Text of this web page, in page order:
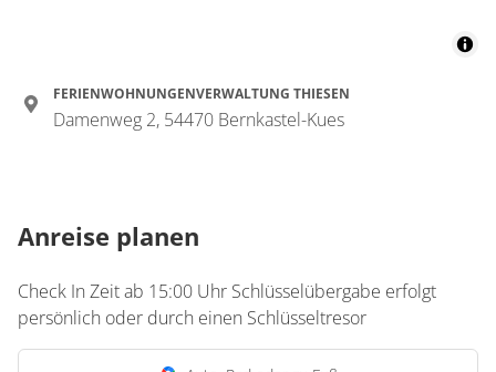
FERIENWOHNUNGENVERWALTUNG THIESEN
Damenweg 2, 54470 Bernkastel-Kues
Anreise planen
Check In Zeit ab 15:00 Uhr Schlüsselübergabe erfolgt
persönlich oder durch einen Schlüsseltresor